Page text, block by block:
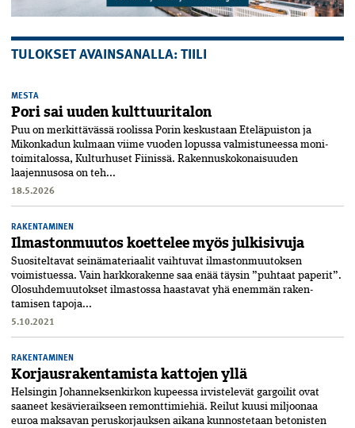
TULOKSET AVAINSANALLA: TIILI
MESTA
Pori sai uuden kulttuuritalon
Puu on merkittävässä roolissa Porin keskustaan Eteläpuiston ja
Mikonkadun kulmaan viime vuoden lopussa valmistuneessa moni­
toimitalossa, Kulturhuset Fiinissä. Rakennuskokonaisuuden
laajennusosa on teh...
18.5.2026
RAKENTAMINEN
Ilmastonmuutos koettelee myös julkisivuja
Suositeltavat seinämateriaalit vaihtuvat ilmastonmuutoksen
voimistuessa. Vain harkkorakenne saa enää täysin ”puhtaat paperit”.
Olosuhdemuutokset ilmastossa­ haastavat yhä enemmän raken­
tamisen tapoja...
5.10.2021
RAKENTAMINEN
Korjausrakentamista kattojen yllä
Helsingin Johanneksenkirkon kupeessa irvistelevät gargoilit ovat
saaneet kesävieraikseen remonttimiehiä. Reilut kuusi miljoonaa
euroa maksavan peruskorjauksen aikana kunnostetaan betonisten